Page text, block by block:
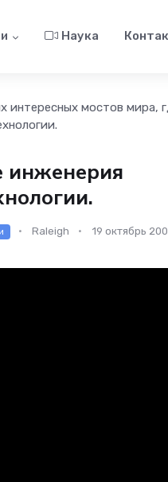
Наука
интересных мостов мира,
инженерия
Raleigh 19 октябрь